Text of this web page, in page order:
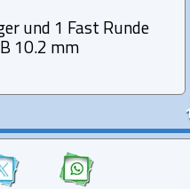
und 1 Fast Runde
10.2 mm